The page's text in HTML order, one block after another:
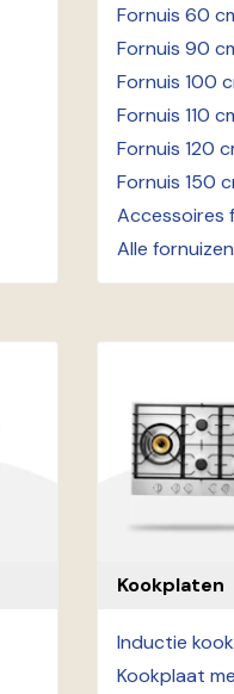
Fornuis 60
Fornuis 90
Fornuis 100
Fornuis 110
Fornuis 120
Fornuis 150
Accessoires
Alle fornuizen
Kookplaten
Inductie
Kookplaat